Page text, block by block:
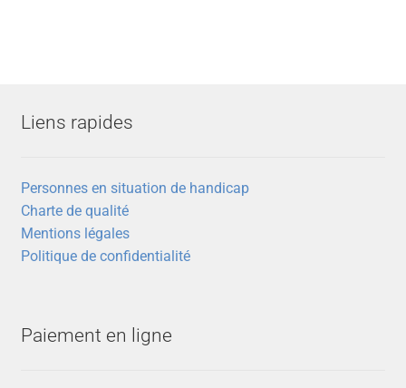
Liens rapides
Personnes en situation de handicap
Charte de qualité
Mentions légales
Politique de confidentialité
Paiement en ligne